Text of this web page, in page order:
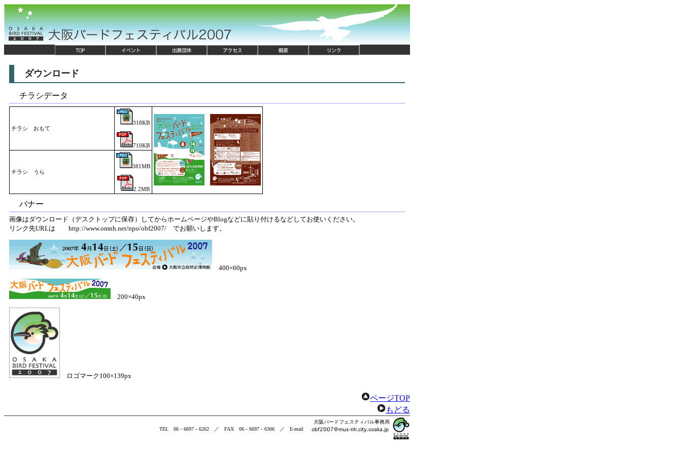
ダウンロード
チラシデータ
チラシ おもて
318KB
710KB
チラシ うら
381MB
2.2MB
バナー
画像はダウンロード（デスクトップに保存）してからホームページやBlogなどに貼り付けるなどしてお使いください。
リンク先URLは http://www.omnh.net/npo/obf2007/ でお願いします。
400×60px
200×40px
ロゴマーク100×139px
ページTOP
もどる
大阪バードフェスティバル事務局
TEL 06－6697－6262 ／ FAX 06－6697－6306 ／ E-mail